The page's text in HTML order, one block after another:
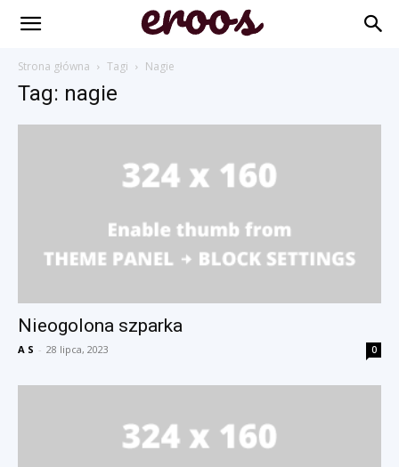
Strona główna Tagi Nagie
Tag: nagie
Nieogolona szparka
A S - 28 lipca, 2023 0